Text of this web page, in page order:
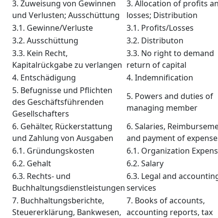
3. Zuweisung von Gewinnen
und Verlusten; Ausschüttung
3. Allocation of profits
losses; Distribution
3.1. Gewinne/Verluste
3.1. Profits/Losses
3.2. Ausschüttung
3.2. Distributon
3.3. Kein Recht,
Kapitalrückgabe zu verlangen
3.3. No right to demand
return of capital
4. Entschädigung
4. Indemnification
5. Befugnisse und Pflichten
des Geschäftsführenden
Gesellschafters
5. Powers and duties of
managing member
6. Gehälter, Rückerstattung
und Zahlung von Ausgaben
6. Salaries,
and payment of
6.1. Gründungskosten
6.1. Organization
6.2. Gehalt
6.2. Salary
6.3. Rechts- und
Buchhaltungsdienstleistungen
6.3. Legal and
services
7. Buchhaltungsberichte,
Steuererklärung, Bankwesen,
7. Books of accounts,
accounting reports, tax